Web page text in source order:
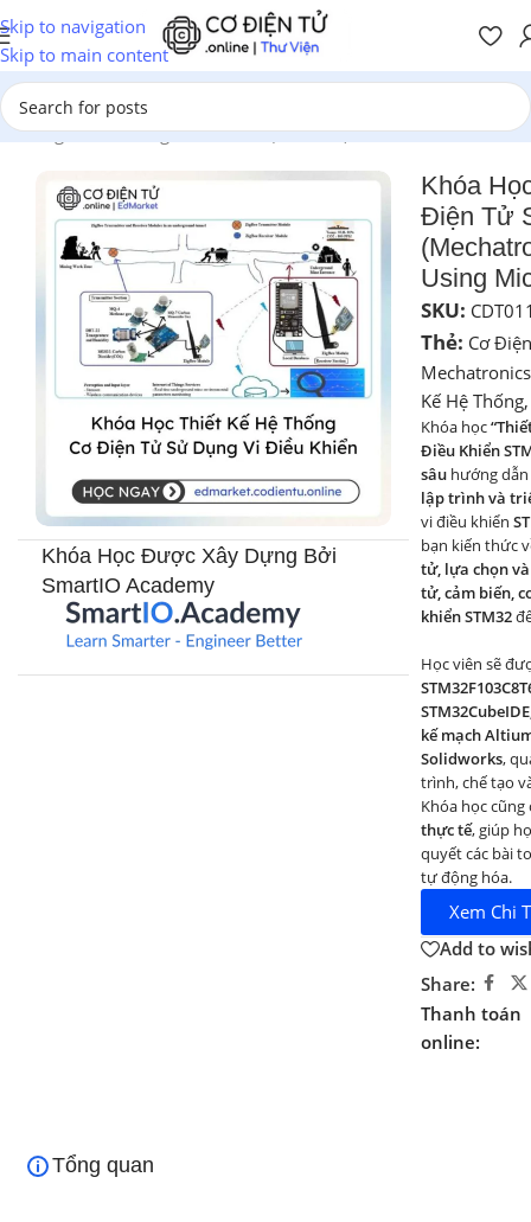
Skip to navigation
Skip to main content
Trang chủ/Chương Trình Đào Tạo/Cơ Điện Tử
Khóa Học Được Xây Dựng Bởi
SmartIO Academy​
Khóa
Điện Tử
Using
SKU:
Thẻ: Cơ
Kế Hệ Thống,
Khóa học
Điều Khiển
sâuhướng dẫn
lập trình và
vi điều khiển
bạn kiến thức
tử, lựa chọn
tử, cảm biến,
khiển STM32
Học viên sẽ
kế mạch
Solidworks,
trình, chế tạo
Khóa học
thực tế, giúp
quyết các bài
tự động hóa.
Xem Chi
Add to
Share:
Thanh toán
online:
Tổng quan